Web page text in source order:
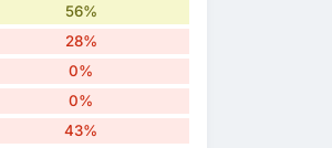
56%
28%
0%
0%
43%